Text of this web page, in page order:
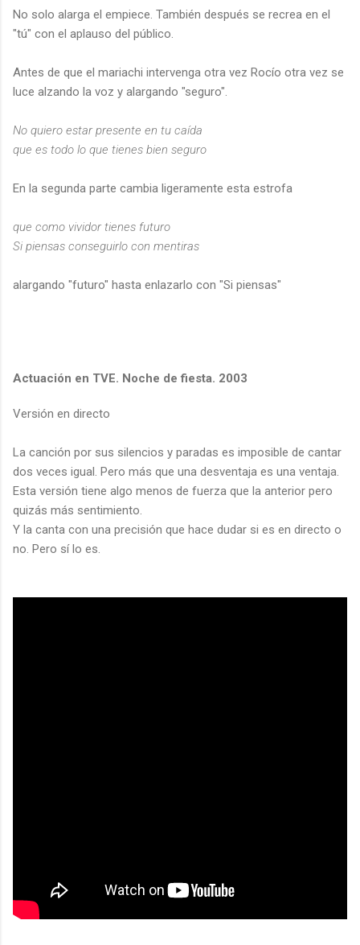
No solo alarga el empiece. También después se recrea en el
"tú" con el aplauso del público.
Antes de que el mariachi intervenga otra vez Rocío otra vez se
luce alzando la voz y alargando "seguro".
No quiero estar presente en tu caída
que es todo lo que tienes bien seguro
En la segunda parte cambia ligeramente esta estrofa
que como vividor tienes futuro
Si piensas conseguirlo con mentiras
alargando "futuro" hasta enlazarlo con "Si piensas"
Actuación en TVE. Noche de fiesta. 2003
Versión en directo
La canción por sus silencios y paradas es imposible de cantar
dos veces igual. Pero más que una desventaja es una ventaja.
Esta versión tiene algo menos de fuerza que la anterior pero
quizás más sentimiento.
Y la canta con una precisión que hace dudar si es en directo o
no. Pero sí lo es.